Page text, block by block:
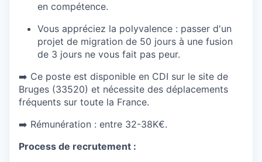
en compétence.
Vous appréciez la polyvalence : passer d'un
projet de migration de 50 jours à une fusion
de 3 jours ne vous fait pas peur.
➡️ Ce poste est disponible en CDI sur le site de
Bruges (33520) et nécessite des déplacements
fréquents sur toute la France.
➡️ Rémunération : entre 32-38K€.
Process de recrutement :